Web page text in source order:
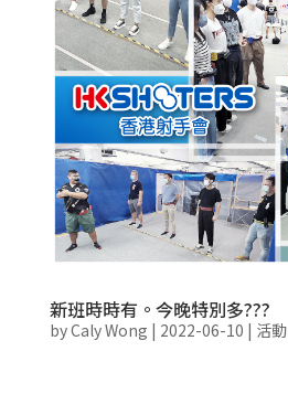
新班時時有。今晚特別多???
byCaly Wong | 2022-06-10 | 活動